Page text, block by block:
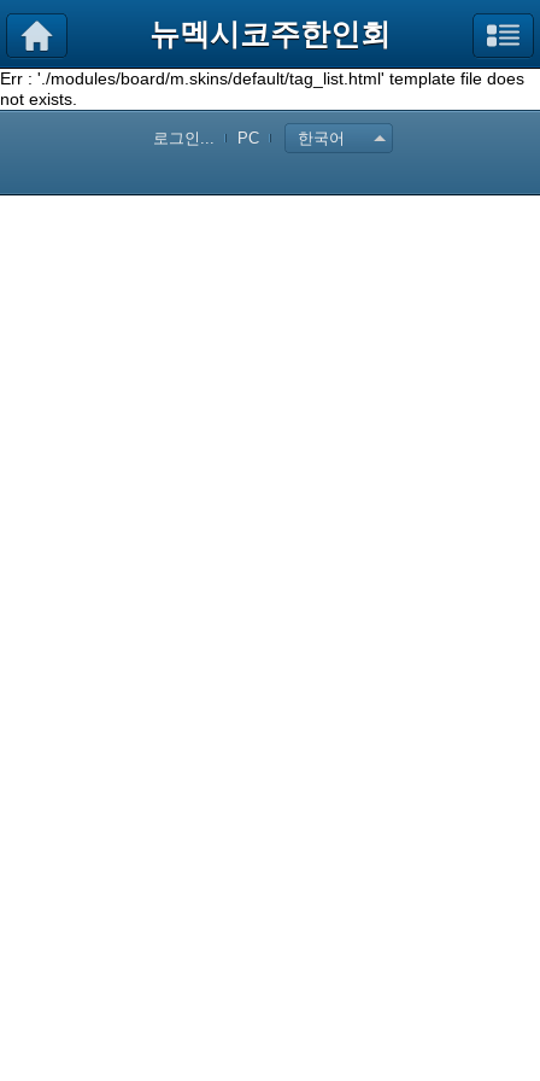
뉴멕시코주한인회
Err : './modules/board/m.skins/default/tag_list.html' template file does
not exists.
로그인... PC 한국어